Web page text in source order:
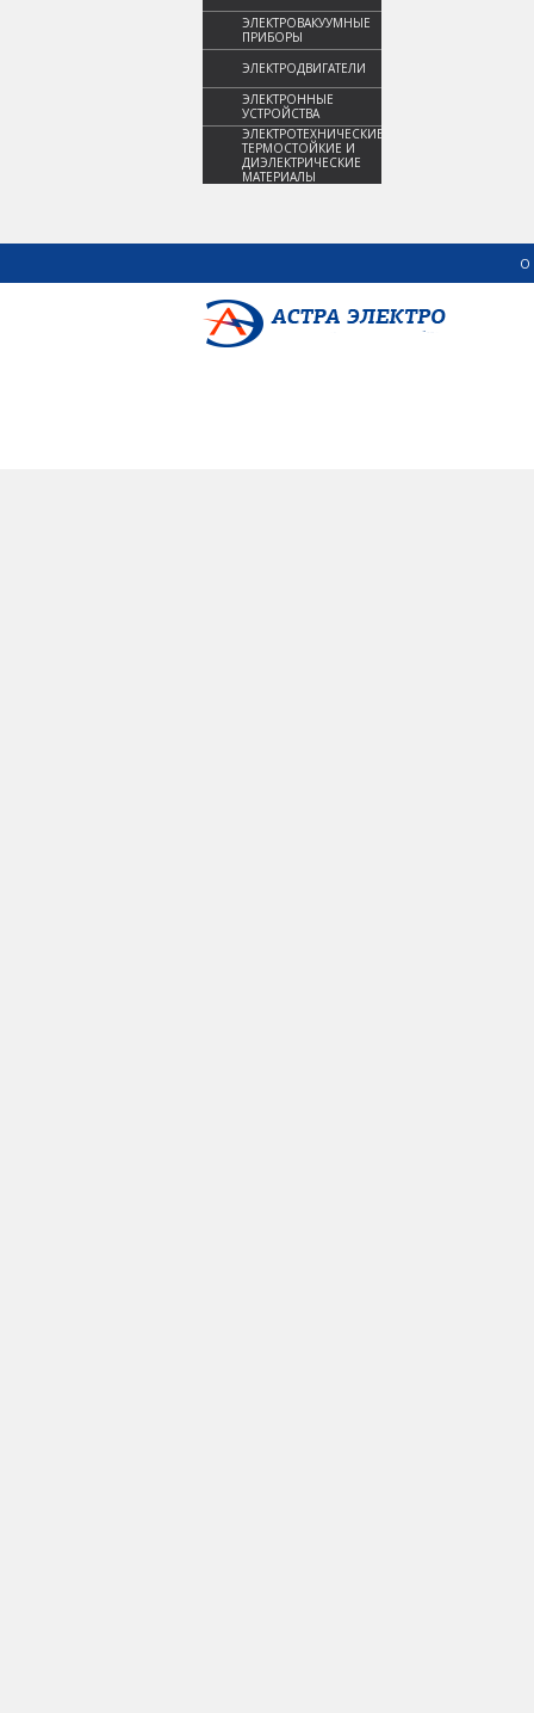
ЭЛЕКТРОВАКУУМНЫЕ
ПРИБОРЫ
ЭЛЕКТРОДВИГАТЕЛИ
ЭЛЕКТРОННЫЕ
УСТРОЙСТВА
ЭЛЕКТРОТЕХНИЧЕСКИЕ,
ТЕРМОСТОЙКИЕ И
ДИЭЛЕКТРИЧЕСКИЕ
МАТЕРИАЛЫ